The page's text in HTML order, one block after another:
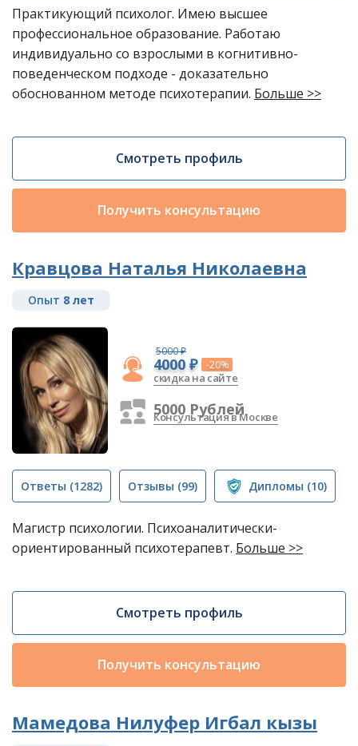
Практикующий психолог. Имею высшее
профессиональное образование. Работаю
индивидуально со взрослыми в когнитивно-
поведенческом подходе - доказательно
обоснованном методе психотерапии. Больше >>
Смотреть профиль
Получить консультацию
Кравцова Наталья Николаевна
Опыт 8 лет
5000 ₽
4000 ₽ -20%
скидка на сайте
5000 Рублей
Консультация в Москве
Ответы (1282) Отзывы (99) Дипломы (10)
Магистр психологии. Психоаналитически-
ориентированный психотерапевт. Больше >>
Смотреть профиль
Получить консультацию
Мамедова Нилуфер Игбал кызы